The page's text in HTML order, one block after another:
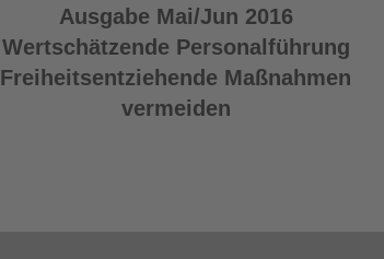
Ausgabe Mai/Jun 2016
Wertschätzende Personalführung
Freiheitsentziehende Maßnahmen
vermeiden